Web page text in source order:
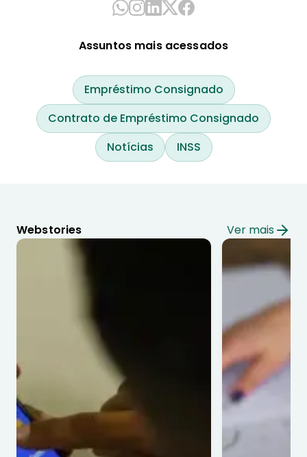
Assuntos mais acessados
Empréstimo Consignado
Contrato de Empréstimo Consignado
Notícias
INSS
Webstories Ver mais